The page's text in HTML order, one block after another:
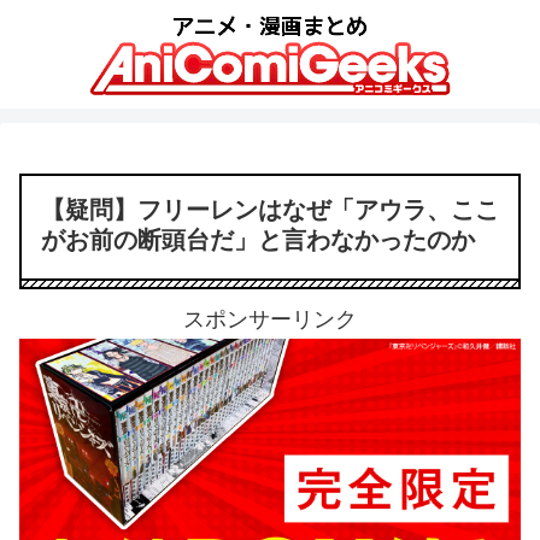
【疑問】フリーレンはなぜ「アウラ、ここ
がお前の断頭台だ」と言わなかったのか
スポンサーリンク